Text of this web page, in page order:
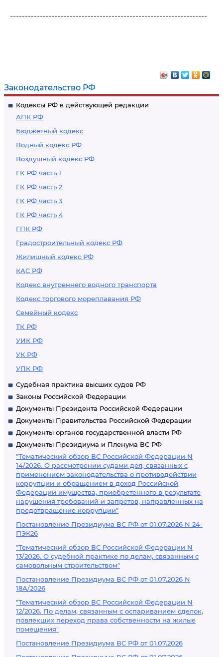
Законодательство РФ
Кодексы РФ в действующей редакции
АПК РФ
Бюджетный кодекс
Водный кодекс РФ
Воздушный кодекс РФ
ГК РФ часть 1
ГК РФ часть 2
ГК РФ часть 3
ГК РФ часть 4
ГПК РФ
Градостроительный кодекс РФ
Жилищный кодекс РФ
КАС РФ
Кодекс внутреннего водного транспорта
Кодекс торгового мореплавания РФ
Семейный кодекс
ТК РФ
УИК РФ
УК РФ
УПК РФ
Судебная практика высших судов РФ
Законы Российской Федерации
Документы Президента Российской Федерации
Документы Правительства Российской Федерации
Документы органов государственной власти РФ
Документы Президиума и Пленума ВС РФ
"Тематический обзор ВС Российской Федерации N
14/2026. О рассмотрении судами дел, связанных с
применением законодательства о противодействии
коррупции и обращением в доход Российской
Федерации имущества, приобретенного в результате
нарушения требований и запретов, направленных на
предотвращение коррупции"
Постановление Президиума ВС РФ от 01.07.2026 N 24-
ПЭК26
"Тематический обзор ВС Российской Федерации N
13/2026. О судебной практике по делам, связанным с
самовольным строительством"
Постановление Президиума ВС РФ от 01.07.2026 N
18А/2026
"Тематический обзор ВС Российской Федерации N
12/2026. По делам, связанным с оспариванием сделок,
повлекших переход права собственности на жилые
помещения"
Постановление Президиума ВС РФ от 01.07.2026
------------------------------------------------------------------